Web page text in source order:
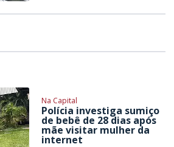
Na Capital
Polícia investiga sumiço
de bebê de 28 dias após
mãe visitar mulher da
internet